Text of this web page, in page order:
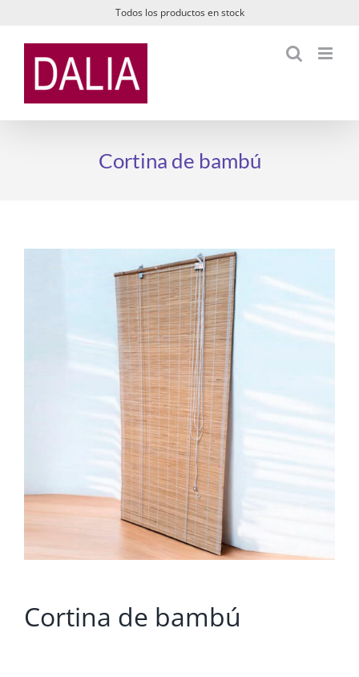
contenido
Todos los productos en stock
Cortina de bambú
Cortina de bambú